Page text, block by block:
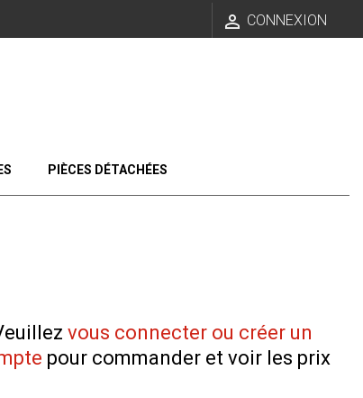
 CONNEXION
PIÈCES DÉTACHÉES
vous connecter ou créer un
pour commander et voir les prix